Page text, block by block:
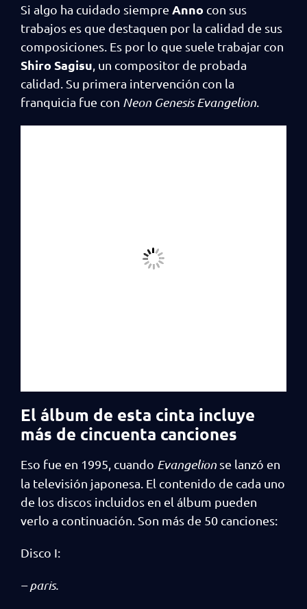
Si algo ha cuidado siempre Anno con sus
trabajos es que destaquen por la calidad de sus
composiciones. Es por lo que suele trabajar con
Shiro Sagisu , un compositor de probada
calidad. Su primera intervención con la
franquicia fue con Neon Genesis Evangelion
El álbum de esta cinta incluye
más de cincuenta canciones
Eso fue en 1995, cuando Evangelion se lanzó en
la televisión japonesa. El contenido de cada uno
de los discos incluidos en el álbum pueden
verlo a continuación. Son más de 50 canciones:
Disco I:
– paris.